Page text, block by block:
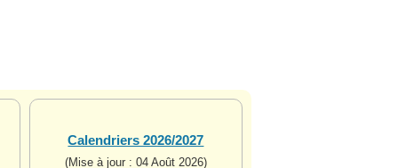
Calendriers 2026/2027
(Mise à jour : 04 Août 2026)